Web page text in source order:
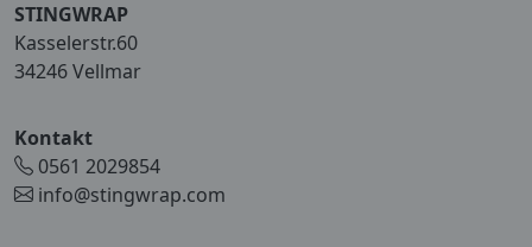
STINGWRAP
Kasselerstr.60
34246 Vellmar
Kontakt
0561 2029854
info@stingwrap.com